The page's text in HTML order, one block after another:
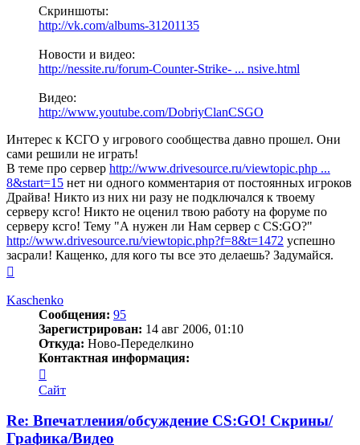
Скриншоты:
http://vk.com/albums-31201135
Новости и видео:
http://nessite.ru/forum-Counter-Strike- ... nsive.html
Видео:
http://www.youtube.com/DobriyClanCSGO
Интерес к КСГО у игрового сообщества давно прошел. Они
сами решили не играть!
В теме про сервер http://www.drivesource.ru/viewtopic.php ...
8&start=15 нет ни одного комментария от постоянных игроков
Драйва! Никто из них ни разу не подключался к твоему
серверу ксго! Никто не оценил твою работу на форуме по
серверу ксго! Тему "А нужен ли Нам сервер с CS:GO?"
http://www.drivesource.ru/viewtopic.php?f=8&t=1472 успешно
засрали! Кащенко, для кого ты все это делаешь? Задумайся.
началу
Kaschenko
Сообщения: 95
Зарегистрирован: 14 авг 2006, 01:10
Откуда: Ново-Переделкино
Контактная информация:
информация
пользователя
Сайт
Re: Впечатления/обсуждение CS:GO! Скрины/
Графика/Видео